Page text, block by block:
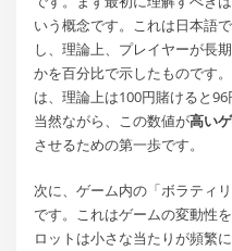
いう概念です。これは日本語
し、理論上、プレイヤーが長
かを百分比で示したものです
は、理論上は100円賭けると96
当然ながら、この数値が高い
させるための第一歩です。
次に、ゲーム内の「ボラティ
です。これはゲームの変動性
ロットは小さな当たりが頻繁